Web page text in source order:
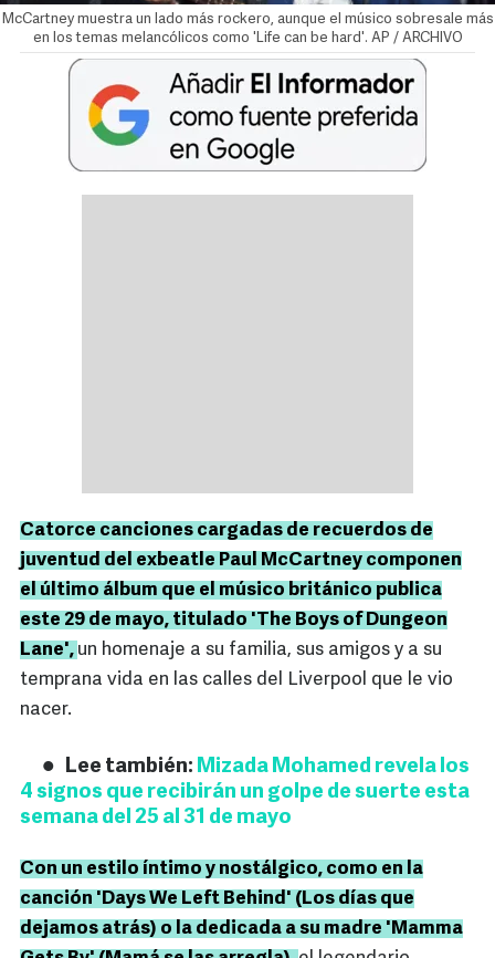
McCartney muestra un lado más rockero, aunque el músico sobresale más
en los temas melancólicos como 'Life can be hard'. AP / ARCHIVO
Catorce canciones cargadas de recuerdos de
juventud del exbeatle Paul McCartney componen
el último álbum que el músico británico publica
este 29 de mayo, titulado 'The Boys of Dungeon
Lane', un homenaje a su familia, sus amigos y a su
temprana vida en las calles del Liverpool que le vio
nacer.
Lee también: Mizada Mohamed revela los
4 signos que recibirán un golpe de suerte esta
semana del 25 al 31 de mayo
Con un estilo íntimo y nostálgico, como en la
canción 'Days We Left Behind' (Los días que
dejamos atrás) o la dedicada a su madre 'Mamma